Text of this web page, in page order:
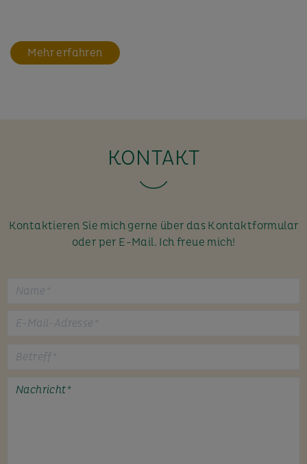
Mehr erfahren
KONTAKT
Kontaktieren Sie mich gerne über das Kontaktformular
oder per E-Mail. Ich freue mich!